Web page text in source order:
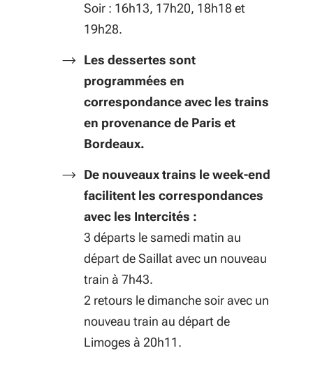
Soir : 16h13, 17h20, 18h18 et
19h28.
Les dessertes sont
programmées en
correspondance avec les trains
en provenance de Paris et
Bordeaux.
De nouveaux trains le week-end
facilitent les correspondances
avec les Intercités :
3 départs le samedi matin au
départ de Saillat avec un nouveau
train à 7h43.
2 retours le dimanche soir avec un
nouveau train au départ de
Limoges à 20h11.